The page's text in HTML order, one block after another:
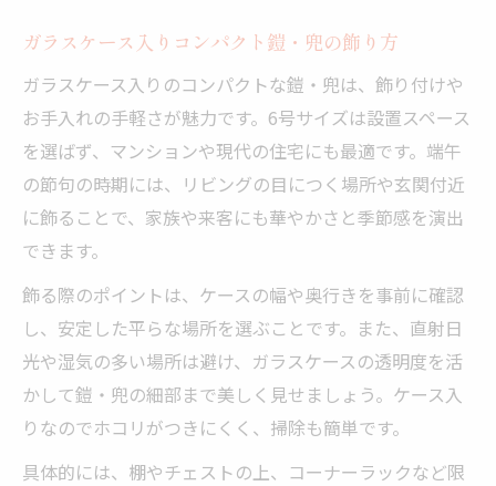
ガラスケース入りコンパクト鎧・兜の飾り方
ガラスケース入りのコンパクトな鎧・兜は、飾り付けや
お手入れの手軽さが魅力です。6号サイズは設置スペース
を選ばず、マンションや現代の住宅にも最適です。端午
の節句の時期には、リビングの目につく場所や玄関付近
に飾ることで、家族や来客にも華やかさと季節感を演出
できます。
飾る際のポイントは、ケースの幅や奥行きを事前に確認
し、安定した平らな場所を選ぶことです。また、直射日
光や湿気の多い場所は避け、ガラスケースの透明度を活
かして鎧・兜の細部まで美しく見せましょう。ケース入
りなのでホコリがつきにくく、掃除も簡単です。
具体的には、棚やチェストの上、コーナーラックなど限